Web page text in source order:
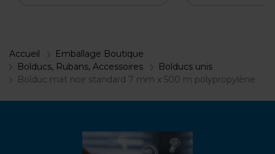
Accueil
Emballage Boutique
Bolducs, Rubans, Accessoires
Bolducs unis
Bolduc mat noir standard 7 mm x 500 m polypropylène